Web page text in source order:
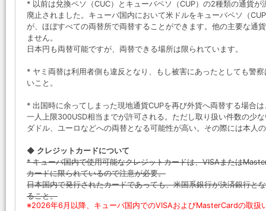
* 以前は兌換ペソ（CUC）とキューバペソ（CUP）の2種類の通貨
廃止されました。キューバ国内において米ドルをキューバペソ（
が、ほぼすべての両替所で両替することができます。他の主要な通
ません。
日本円も両替可能ですが、両替できる場所は限られています。
* ヤミ両替は利用者側も違反となり、もし被害にあったとしても警
いこと。
* 出国時に余ってしまった現地通貨CUPを再び外貨へ両替する場合
一人上限300USD相当までが許可される。ただし取り扱い件数の少
ダドル、ユーロなどへの両替となる可能性が高い。その際には本人
◆ クレジットカードについて
* キューバ国内で使用可能なクレジットカードは、VISAまたは
カードに限られているので注意が必要。
日本国内で発行されたカードであっても、米国系銀行が決済銀行と
ること。
※2026年6月以降、キューバ国内でのVISAおよびMasterCardの取扱